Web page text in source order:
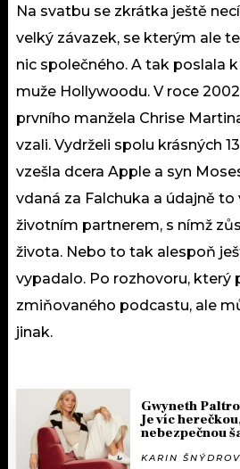
Na svatbu se zkrátka ještě
velký závazek, se kterým ale
nic společného. A tak poslala
muže Hollywoodu. V roce
prvního manžela Chrise
vzali. Vydrželi spolu krásných
vzešla dcera Apple a syn
vdaná za Falchuka a údajně to
životním partnerem, s nímž
života. Nebo to tak alespoň
vypadalo. Po rozhovoru, který
zmiňovaného podcastu, ale
jinak.
Gwyneth
Je víc
nebezpečnou
KARIN